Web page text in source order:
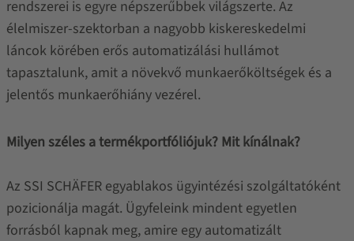
rendszerei is egyre népszerűbbek világszerte. Az
élelmiszer-szektorban a nagyobb kiskereskedelmi
láncok körében erős automatizálási hullámot
tapasztalunk, amit a növekvő munkaerőköltségek és a
jelentős munkaerőhiány vezérel.
Milyen széles a termékportfóliójuk? Mit kínálnak?
Az SSI SCHÄFER egyablakos ügyintézési szolgáltatóként
pozicionálja magát. Ügyfeleink mindent egyetlen
forrásból kapnak meg, amire egy automatizált